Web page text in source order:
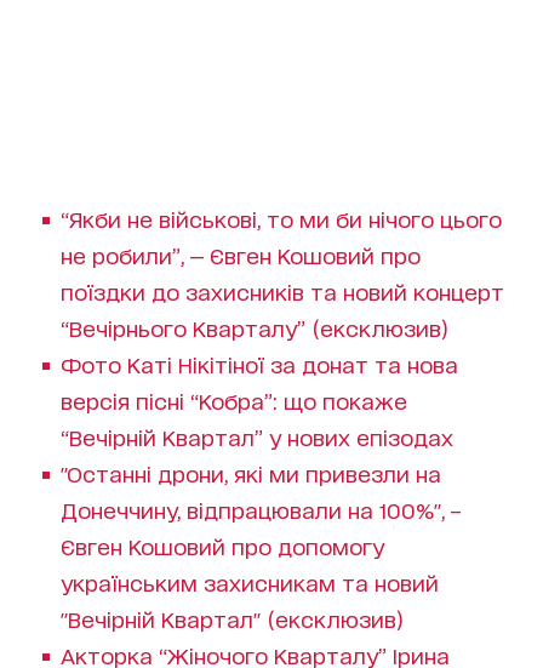
“Якби не військові, то ми би нічого цього
не робили”, — Євген Кошовий про
поїздки до захисників та новий концерт
“Вечірнього Кварталу” (ексклюзив)
Фото Каті Нікітіної за донат та нова
версія пісні “Кобра”: що покаже
“Вечірній Квартал” у нових епізодах
"Останні дрони, які ми привезли на
Донеччину, відпрацювали на 100%", –
Євген Кошовий про допомогу
українським захисникам та новий
"Вечірній Квартал" (ексклюзив)
Акторка “Жіночого Кварталу” Ірина